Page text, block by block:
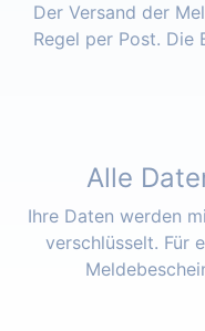
Der Versand der
Regel per Post. Die
Alle
Ihre Daten werden
verschlüsselt. Für